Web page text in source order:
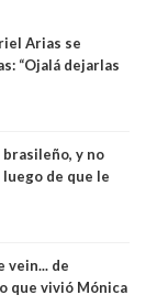
Arias se
“Ojalá dejarlas
brasileño, y no
de que le
vein... de
que vivió Mónica